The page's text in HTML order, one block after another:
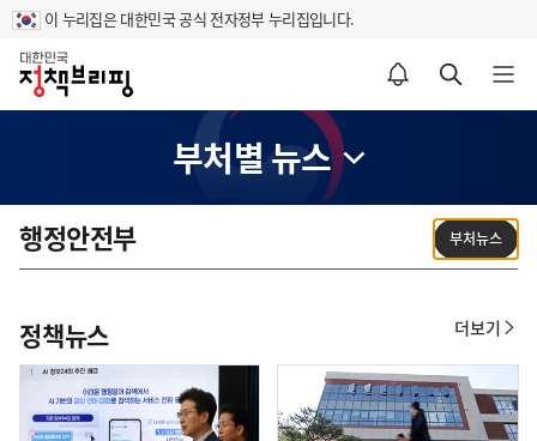
이 누리집은 대한민국 공식 전자정부 누리집입니다.
홈
알림설정 바로가기 검색 바로가기 메뉴 열기
부처별 뉴스
행정안전부 부처뉴스
정책뉴스
스
더보기